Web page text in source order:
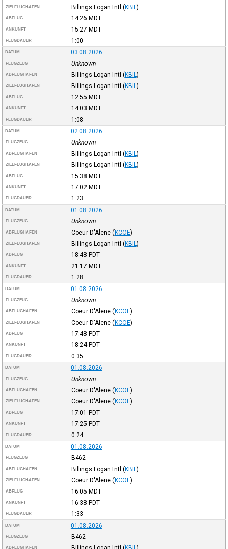
ZIELFLUGHAFEN Billings Logan Intl (KBIL )
ABFLUG 14:26 MDT
ANKUNFT 15:27 MDT
FLUGDAUER 1:00
DATUM 03.08.2026
FLUGZEUG Unknown
ABFLUGHAFEN Billings Logan Intl (KBIL )
ZIELFLUGHAFEN Billings Logan Intl (KBIL )
ABFLUG 12:55 MDT
ANKUNFT 14:03 MDT
FLUGDAUER 1:08
DATUM 02.08.2026
FLUGZEUG Unknown
ABFLUGHAFEN Billings Logan Intl (KBIL )
ZIELFLUGHAFEN Billings Logan Intl (KBIL )
ABFLUG 15:38 MDT
ANKUNFT 17:02 MDT
FLUGDAUER 1:23
DATUM 01.08.2026
FLUGZEUG Unknown
ABFLUGHAFEN Coeur D'Alene (KCOE)
ZIELFLUGHAFEN Billings Logan Intl (KBIL )
ABFLUG 18:48 PDT
ANKUNFT 21:17 MDT
FLUGDAUER 1:28
DATUM 01.08.2026
FLUGZEUG Unknown
ABFLUGHAFEN Coeur D'Alene (KCOE)
ZIELFLUGHAFEN Coeur D'Alene (KCOE)
ABFLUG 17:48 PDT
ANKUNFT 18:24PDT
FLUGDAUER 0:35
DATUM 01.08.2026
FLUGZEUG Unknown
ABFLUGHAFEN Coeur D'Alene (KCOE)
ZIELFLUGHAFEN Coeur D'Alene (KCOE)
ABFLUG 17:01 PDT
ANKUNFT 17:25 PDT
FLUGDAUER 0:24
DATUM 01.08.2026
FLUGZEUG B462
ABFLUGHAFEN Billings Logan Intl (KBIL )
ZIELFLUGHAFEN Coeur D'Alene (KCOE)
ABFLUG 16:05 MDT
ANKUNFT 16:38 PDT
FLUGDAUER 1:33
DATUM 01.08.2026
FLUGZEUG B462
ABFLUGHAFEN